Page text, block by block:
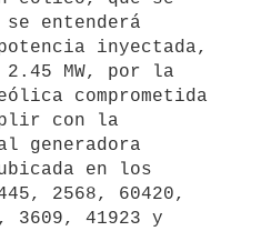
entenderá
inyectada,
2.45 MW, por la
comprometida
con la
generadora
en los
2568, 60420,
3609, 41923 y